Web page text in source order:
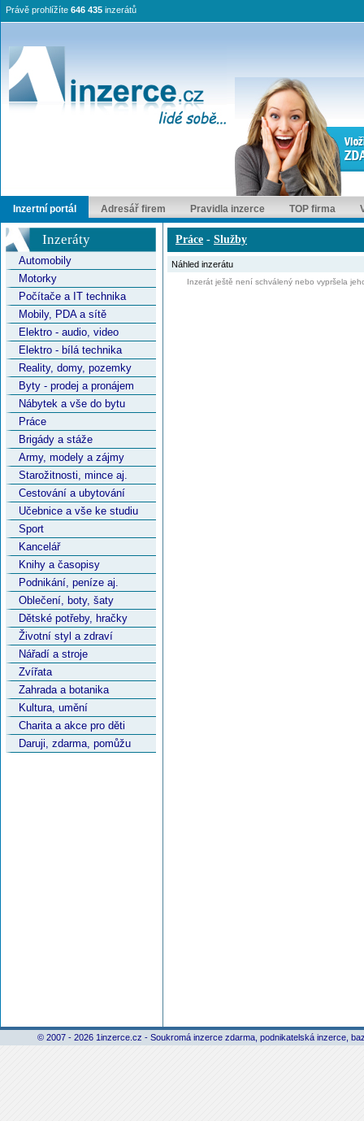
Právě prohlížíte 646 435 inzerátů
Inzertní portál Adresář firem Pravidla inzerce TOP firma
Inzeráty
Automobily
Motorky
Počítače a IT technika
Mobily, PDA a sítě
Elektro - audio, video
Elektro - bílá technika
Reality, domy, pozemky
Byty - prodej a pronájem
Nábytek a vše do bytu
Práce
Brigády a stáže
Army, modely a zájmy
Starožitnosti, mince aj.
Cestování a ubytování
Učebnice a vše ke studiu
Sport
Kancelář
Knihy a časopisy
Podnikání, peníze aj.
Oblečení, boty, šaty
Dětské potřeby, hračky
Životní styl a zdraví
Nářadí a stroje
Zvířata
Zahrada a botanika
Kultura, umění
Charita a akce pro děti
Daruji, zdarma, pomůžu
Práce - Služby
Náhled inzerátu
Inzerát ještě není schválený nebo vypršela
© 2007 - 2026 1inzerce.cz - Soukromá inzerce zdarma, podnikatelská inzerce,